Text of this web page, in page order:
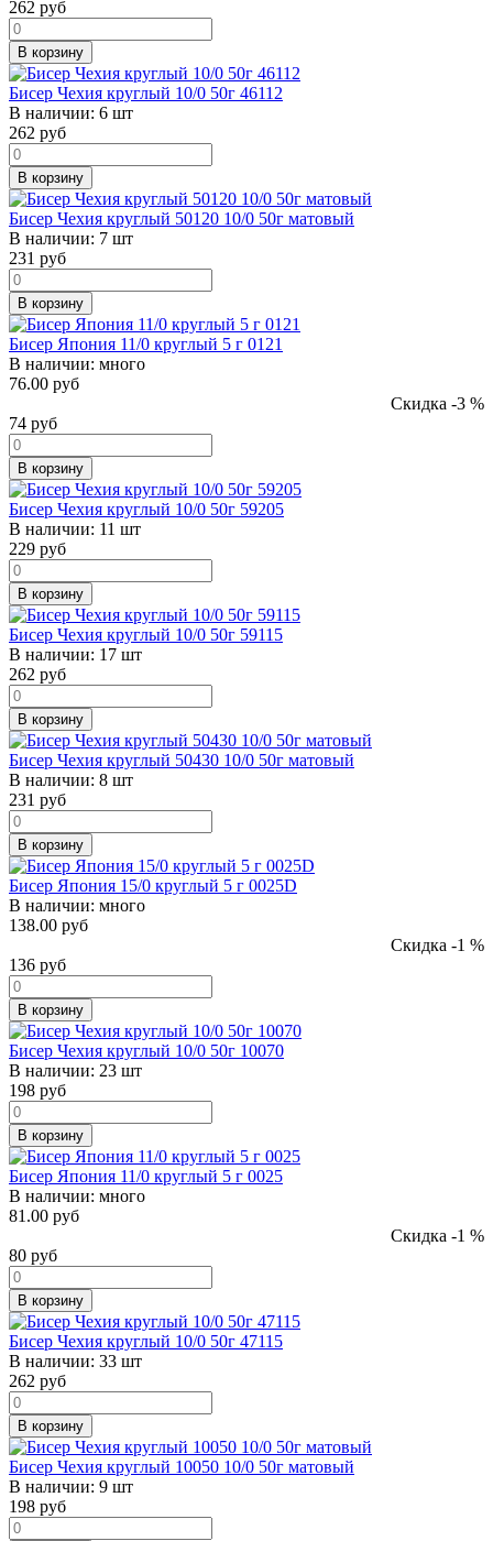
262 руб
В корзину
Бисер Чехия круглый 10/0 50г 46112
В наличии: 6 шт
262 руб
В корзину
Бисер Чехия круглый 50120 10/0 50г матовый
В наличии: 7 шт
231 руб
В корзину
Бисер Япония 11/0 круглый 5 г 0121
В наличии: много
76.00 руб
Скидка -3 %
74 руб
В корзину
Бисер Чехия круглый 10/0 50г 59205
В наличии: 11 шт
229 руб
В корзину
Бисер Чехия круглый 10/0 50г 59115
В наличии: 17 шт
262 руб
В корзину
Бисер Чехия круглый 50430 10/0 50г матовый
В наличии: 8 шт
231 руб
В корзину
Бисер Япония 15/0 круглый 5 г 0025D
В наличии: много
138.00 руб
Скидка -1 %
136 руб
В корзину
Бисер Чехия круглый 10/0 50г 10070
В наличии: 23 шт
198 руб
В корзину
Бисер Япония 11/0 круглый 5 г 0025
В наличии: много
81.00 руб
Скидка -1 %
80 руб
В корзину
Бисер Чехия круглый 10/0 50г 47115
В наличии: 33 шт
262 руб
В корзину
Бисер Чехия круглый 10050 10/0 50г матовый
В наличии: 9 шт
198 руб